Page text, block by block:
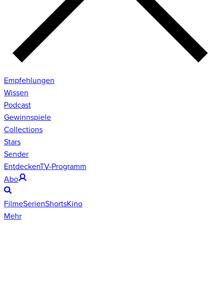
Empfehlungen
Wissen
Podcast
Gewinnspiele
Collections
Stars
Sender
EntdeckenTV-Programm
Abo
FilmeSerienShortsKino
Mehr